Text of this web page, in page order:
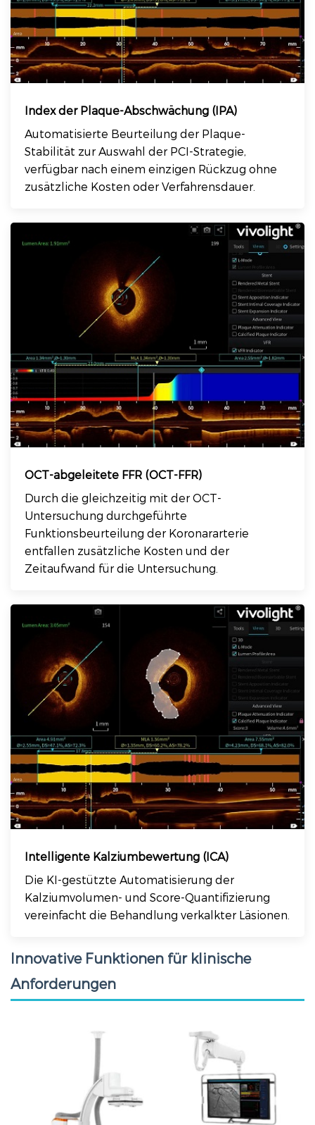
Index der Plaque-Abschwächung (IPA)
Automatisierte Beurteilung der Plaque-
Stabilität zur Auswahl der PCI-Strategie,
verfügbar nach einem einzigen Rückzug ohne
zusätzliche Kosten oder Verfahrensdauer.
OCT-abgeleitete FFR (OCT-FFR)
Durch die gleichzeitig mit der OCT-
Untersuchung durchgeführte
Funktionsbeurteilung der Koronararterie
entfallen zusätzliche Kosten und der
Zeitaufwand für die Untersuchung.
Intelligente Kalziumbewertung (ICA)
Die KI-gestützte Automatisierung der
Kalziumvolumen- und Score-Quantifizierung
vereinfacht die Behandlung verkalkter Läsionen.
Innovative Funktionen für klinische
Anforderungen